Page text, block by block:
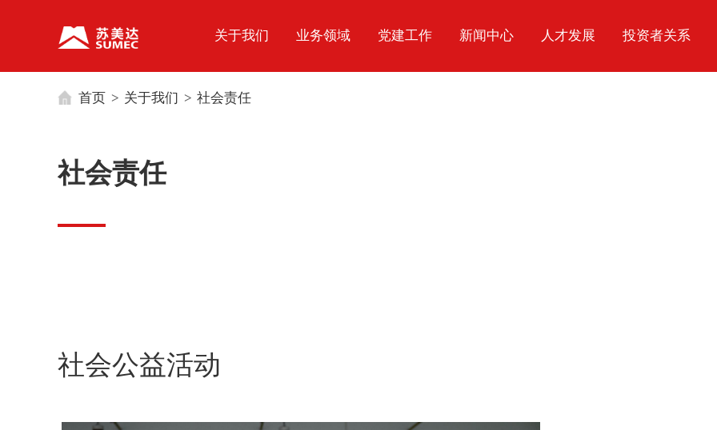
关于我们 业务领域 党建工作 新闻中心 人才发展 投资者关系
首页 > 关于我们 > 社会责任
社会责任
社会公益活动